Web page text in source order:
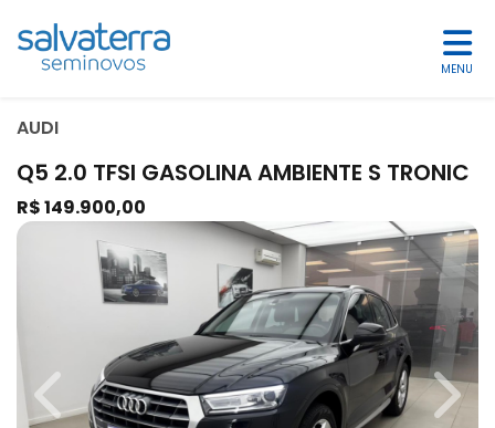
MENU
AUDI
Q5 2.0 TFSI GASOLINA AMBIENTE S TRONIC
R$ 149.900,00
Previous Next